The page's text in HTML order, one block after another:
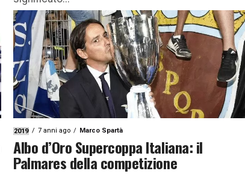
2019 7 anni ago Marco Spartà
Albo d’Oro Supercoppa Italiana: il
Palmares della competizione